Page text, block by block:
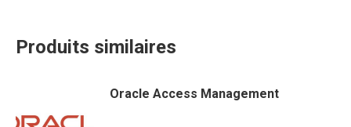
Produits similaires
Oracle Access Management